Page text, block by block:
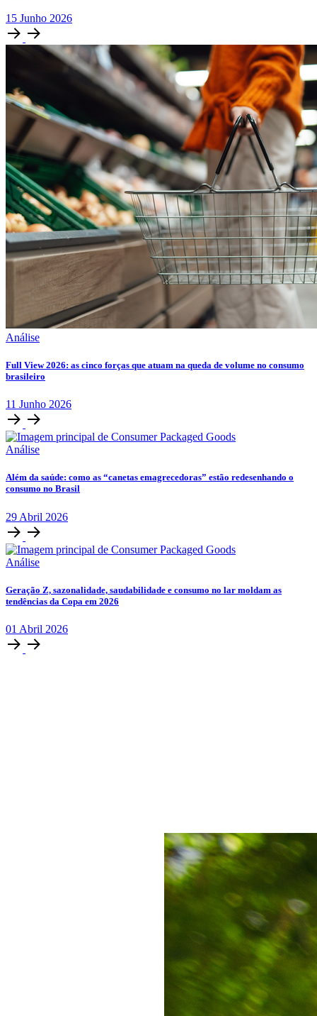
15 Junho 2026
Análise
Full View 2026: as cinco forças que atuam na queda de volume no consumo
brasileiro
11 Junho 2026
Análise
Além da saúde: como as “canetas emagrecedoras” estão redesenhando o
consumo no Brasil
29 Abril 2026
Análise
Geração Z, sazonalidade, saudabilidade e consumo no lar moldam as
tendências da Copa em 2026
01 Abril 2026